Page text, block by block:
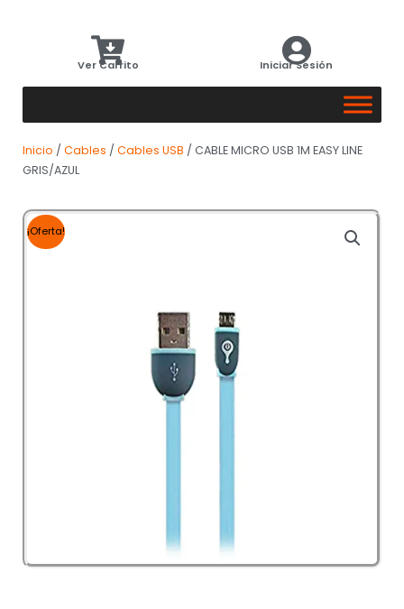
Ver Carrito Iniciar Sesión
Inicio / Cables / Cables USB / CABLE MICRO USB 1M EASY LINE
GRIS/AZUL
¡Oferta!